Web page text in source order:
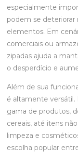
especialmente
podem se deteriorar
elementos. Em
comerciais ou
zipadas ajuda a
o desperdício e
Além de sua
é altamente versátil.
gama de produtos,
cereais, até itens
limpeza e
escolha popular